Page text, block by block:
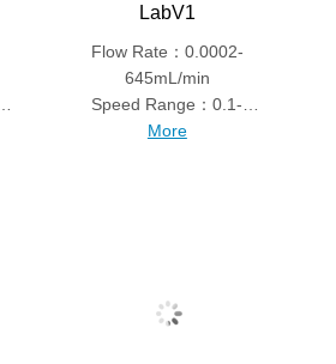
LabV1
Flow Rate：0.0002-
645mL/min
Speed Range：0.1-
150rpm
More